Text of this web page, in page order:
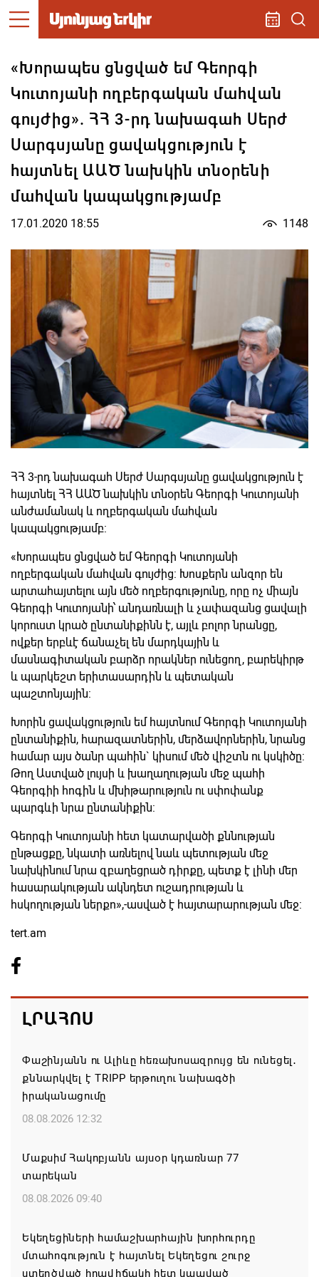
«Խորապես ցնցված եմ Գեորգի
Կուտոյանի ողբերգական մահվան
գույժից». ՀՀ 3-րդ նախագահ Սերժ
Սարգսյանը ցավակցություն է
հայտնել ԱԱԾ նախկին տնօրենի
մահվան կապակցությամբ
17.01.2020 18:55 1148
ՀՀ 3-րդ նախագահ Սերժ Սարգսյանը ցավակցություն է
հայտնել ՀՀ ԱԱԾ նախկին տնօրեն Գեորգի Կուտոյանի
անժամանակ և ողբերգական մահվան
կապակցությամբ:
«Խորապես ցնցված եմ Գեորգի Կուտոյանի
ողբերգական մահվան գույժից: Խոսքերն անզոր են
արտահայտելու այն մեծ ողբերգությունը, որը ոչ միայն
Գեորգի Կուտոյանի՝ անդառնալի և չափազանց ցավալի
կորուստ կրած ընտանիքինն է, այլև բոլոր նրանցը,
ովքեր երբևէ ճանաչել են մարդկային և
մասնագիտական բարձր որակներ ունեցող, բարեկիրթ
և պարկեշտ երիտասարդին և պետական
պաշտոնյային:
Խորին ցավակցություն եմ հայտնում Գեորգի Կուտոյանի
ընտանիքին, հարազատներին, մերձավորներին, նրանց
համար այս ծանր պահին` կիսում մեծ վիշտն ու կսկիծը:
Թող Աստված լույսի և խաղաղության մեջ պահի
Գեորգիի հոգին և մխիթարություն ու սփոփանք
պարգևի նրա ընտանիքին:
Գեորգի Կուտոյանի հետ կատարվածի քննության
ընթացքը, նկատի առնելով նաև պետության մեջ
նախկինում նրա զբաղեցրած դիրքը, պետք է լինի մեր
հասարակության ակնդետ ուշադրության և
հսկողության ներքո»,-ասված է հայտարարության մեջ:
tert.am
ԼՐԱՀՈՍ
Փաշինյանն ու Ալիևը հեռախոսազրույց են ունեցել․
քննարկվել է TRIPP երթուղու նախագծի
իրականացումը
08.08.2026 12:32
Մաքսիմ Հակոբյանն այսօր կդառնար 77
տարեկան
08.08.2026 09:40
Եկեղեցիների համաշխարհային խորհուրդը
մտահոգություն է հայտնել Եկեղեցու շուրջ
ստեղծված իրավիճակի հետ կապված